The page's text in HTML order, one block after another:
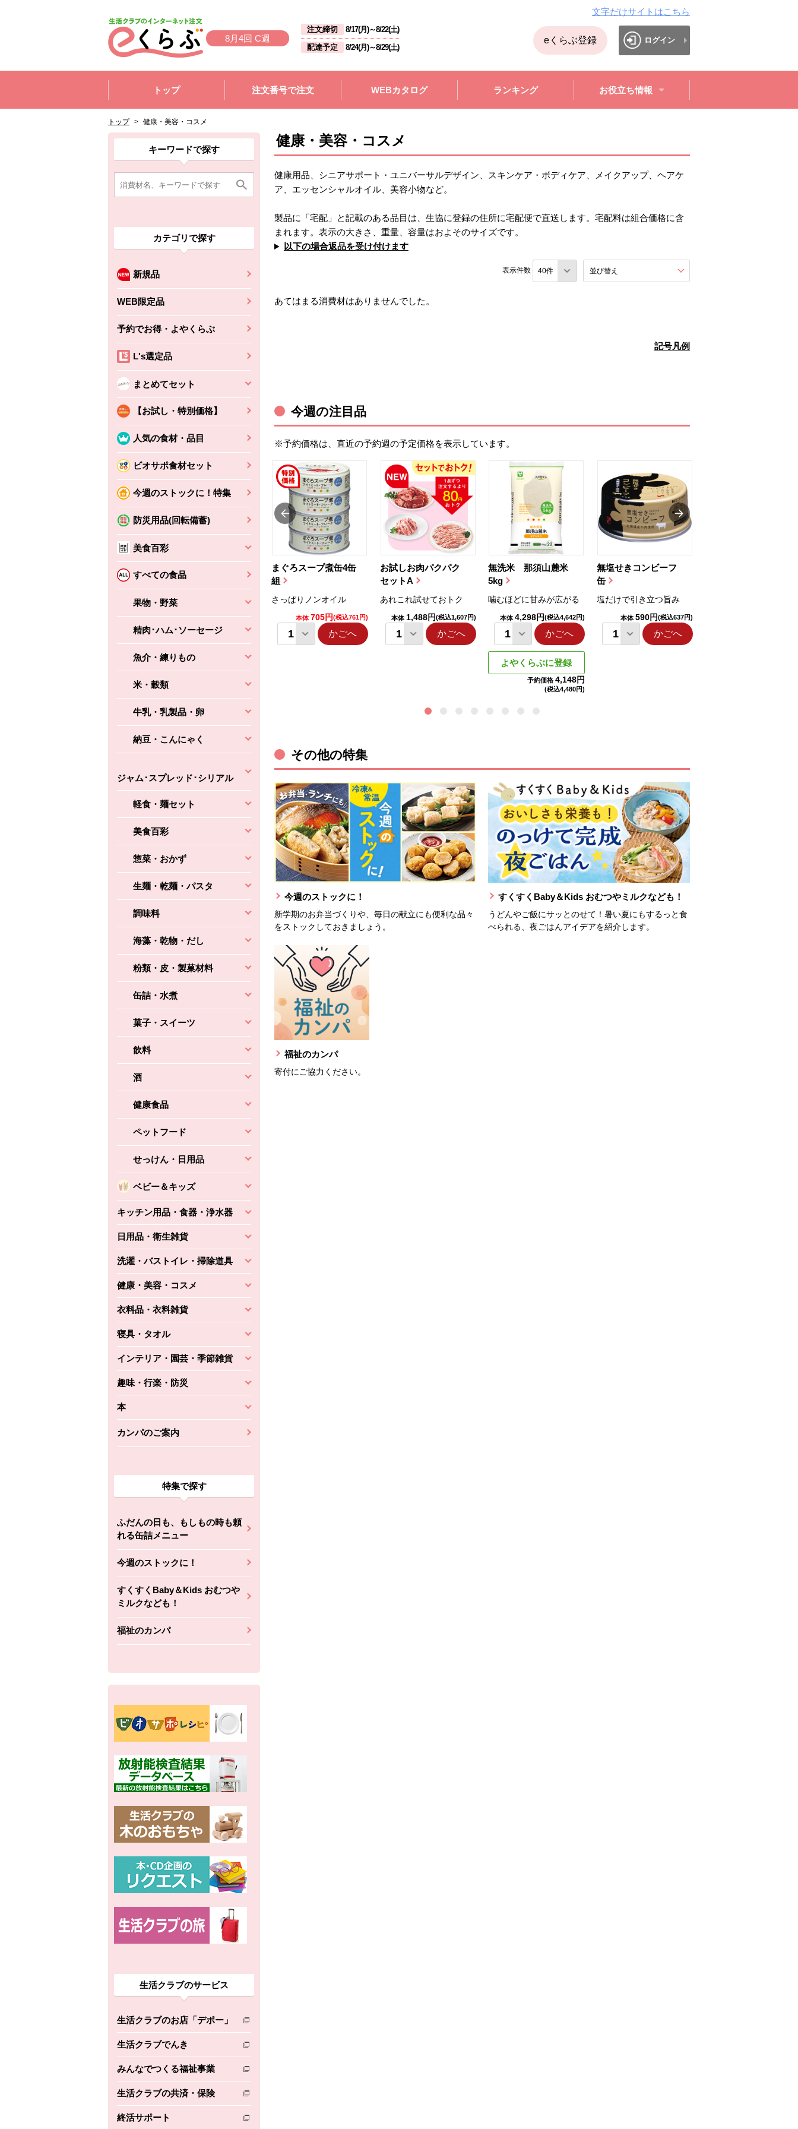
8月4回 C週
注文締切 8/17(月)～8/22(土)
配達予定
8/24(月)～8/29(土)
文字だけサイトはこちら
eくらぶ登録 ログイン
トップ
注文番号で注文 WEBカタログ ランキング お役立ち情報
トップ > 健康・美容・コスメ
ここから消費材検索メニューです。
キーワードで探す
カテゴリで探す
新規品
WEB限定品
予約でお得・よやくらぶ
L's選定品
まとめてセット
【お試し・特別価格】
人気の食材・品目
ビオサポ食材セット
今週のストックに！特集
防災用品(回転備蓄)
美食百彩
すべての食品
果物・野菜
精肉･ハム･ソーセージ
魚介・練りもの
米・穀類
牛乳・乳製品・卵
納豆・こんにゃく
ジャム･スプレッド･シリアル
軽食・麺セット
美食百彩
惣菜・おかず
生麺・乾麺・パスタ
調味料
海藻・乾物・だし
粉類・皮・製菓材料
缶詰・水煮
菓子・スイーツ
飲料
酒
健康食品
ペットフード
せっけん・日用品
ベビー＆キッズ
キッチン用品・食器・浄水器
日用品・衛生雑貨
洗濯・バストイレ・掃除道具
健康・美容・コスメ
衣料品・衣料雑貨
寝具・タオル
インテリア・園芸・季節雑貨
趣味・行楽・防災
本
カンパのご案内
特集で探す
ふだんの日も、もしもの時も頼
れる缶詰メニュー
今週のストックに！
すくすくBaby＆Kids おむつや
ミルクなども！
福祉のカンパ
消費材検索メニューここまで。
ここから本文です。
ここから組合員向けメニューです。
生活クラブのサービス
生活クラブのお店「デポー」
別のウィンドウで開きます。
生活クラブでんき
別のウィンドウで開きます。
みんなでつくる福祉事業
別のウィンドウで開きます。
生活クラブの共済・保険
別のウィンドウで開きます。
終活サポート
別のウィンドウで開きます。
組合員向けメニューここまで。
ここから本文です。 健康・美容・コスメ
健康用品、シニアサポート・ユニバーサルデザイン、スキンケア・ボディケア、メイクアップ、ヘアケ
ア、エッセンシャルオイル、美容小物など。
製品に「宅配」と記載のある品目は、生協に登録の住所に宅配便で直送します。宅配料は組合価格に含
まれます。表示の大きさ、重量、容量はおよそのサイズです。
以下の場合返品を受け付けます
表示件数 並び替え
あてはまる消費材はありませんでした。
記号凡例
今週の注目品
※予約価格は、直近の予約週の予定価格を表示しています。
まぐろスープ煮缶4缶
組
さっぱりノンオイル
本体 705円(税込761円)
かごへ
お試しお肉パクパク
セットA
あれこれ試せておトク
本体 1,488円(税込1,607円)
かごへ
無洗米 那須山麓米
5kg
噛むほどに甘みが広がる
本体 4,298円(税込4,642円)
かごへ
よやくらぶに登録
予約価格 4,148円
(税込4,480円)
無塩せきコンビーフ
缶
塩だけで引き立つ旨み
本体 590円(税込637円)
かごへ
ちょこっと揚げ（香
えびの風味がぶわっ！
(税込356円)
かごへ
バルサミコ
コク深くフルーティー
本体 (税込2,333円)
その他の特集
今週のストックに！
新学期のお弁当づくりや、毎日の献立にも便利な品々
をストックしておきましょう。
すくすくBaby＆Kids おむつやミルクなども！
うどんやご飯にサッとのせて！暑い夏にもするっと食
べられる、夜ごはんアイデアを紹介します。
福祉のカンパ
寄付にご協力ください。